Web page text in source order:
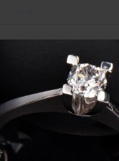
POLITIKA SPOR
Tarımsal Destek